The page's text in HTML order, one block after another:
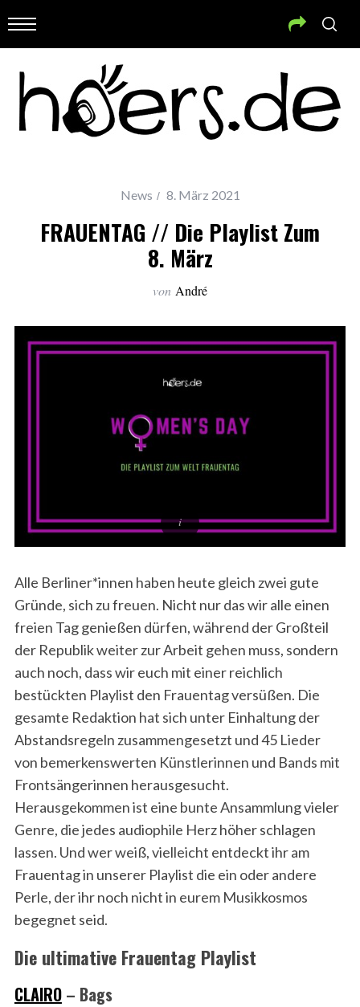
News 8. März 2021
FRAUENTAG // Die Playlist Zum
8. März
von André
Alle Berliner*innen haben heute gleich zwei gute
Gründe, sich zu freuen. Nicht nur das wir alle einen
freien Tag genießen dürfen, während der Großteil
der Republik weiter zur Arbeit gehen muss, sondern
auch noch, dass wir euch mit einer reichlich
bestückten Playlist den Frauentag versüßen. Die
gesamte Redaktion hat sich unter Einhaltung der
Abstandsregeln zusammengesetzt und 45 Lieder
von bemerkenswerten Künstlerinnen und Bands mit
Frontsängerinnen herausgesucht.
Herausgekommen ist eine bunte Ansammlung vieler
Genre, die jedes audiophile Herz höher schlagen
lassen. Und wer weiß, vielleicht entdeckt ihr am
Frauentag in unserer Playlist die ein oder andere
Perle, der ihr noch nicht in eurem Musikkosmos
begegnet seid.
Die ultimative Frauentag Playlist
CLAIRO– Bags